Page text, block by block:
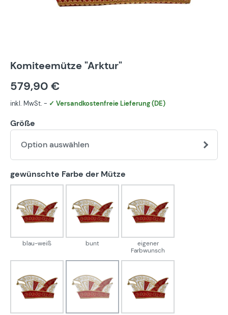
Komiteemütze "Arktur"
579,90 €
inkl. MwSt. - ✓ Versandkostenfreie Lieferung (DE)
Größe
Option auswählen
gewünschte Farbe der Mütze
blau-weiß
blau-weiß
bunt
bunt
eigener Farbwunsch
eigener
Farbwunsch
grün-weiß rot
(Diese Option ist zurzeit nicht verfügbar.)
rot-weiß